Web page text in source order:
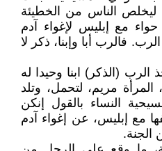
ليخلص الناس من الخطيئة
مع إبليس لإغواء آدم
فالرب أبا وإبنا، ذكر لا
الرب (الذكر) ابنا وحيدا له
مريم، لتحمل، وتلد
النساء بالقول إنكن
مع إبليس، عن إغواء آدم
الجنة.